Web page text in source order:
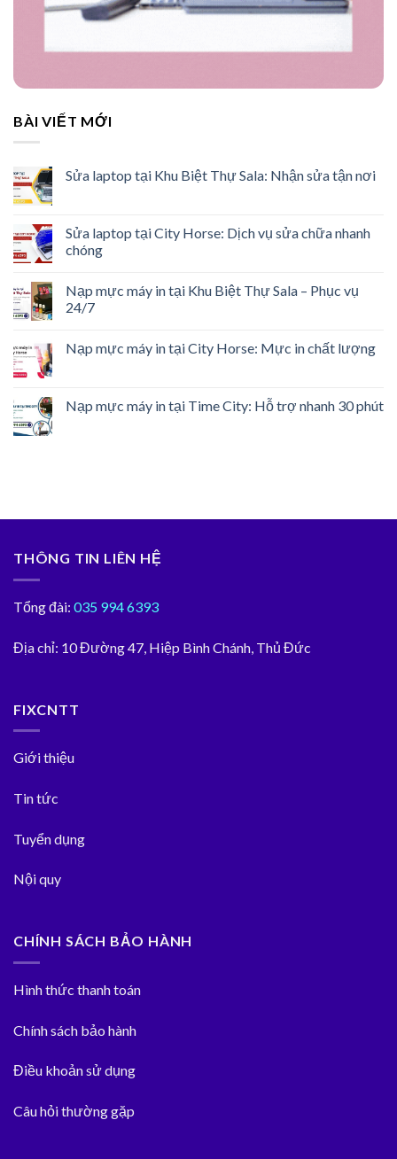
BÀI VIẾT MỚI
Sửa laptop tại Khu Biệt Thự Sala: Nhận sửa tận nơi
Sửa laptop tại City Horse: Dịch vụ sửa chữa nhanh
chóng
Nạp mực máy in tại Khu Biệt Thự Sala – Phục vụ
24/7
Nạp mực máy in tại City Horse: Mực in chất lượng
Nạp mực máy in tại Time City: Hỗ trợ nhanh 30 phút
THÔNG TIN LIÊN HỆ
Tổng đài: 035 994 6393
Địa chỉ: 10 Đường 47, Hiệp Bình Chánh, Thủ Đức
FIXCNTT
Giới thiệu
Tin tức
Tuyển dụng
Nội quy
CHÍNH SÁCH BẢO HÀNH
Hình thức thanh toán
Chính sách bảo hành
Điều khoản sử dụng
Câu hỏi thường gặp